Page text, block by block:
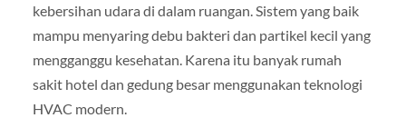
kebersihan udara di dalam ruangan. Sistem yang baik
mampu menyaring debu bakteri dan partikel kecil yang
mengganggu kesehatan. Karena itu banyak rumah
sakit hotel dan gedung besar menggunakan teknologi
HVAC modern.